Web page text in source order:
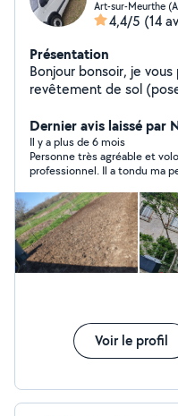
Art-sur-Meurthe
4,4/5 (14
Présentation
Bonjour bonsoir, je vous propose mes services en
revêtement de sol
peinture,papier peints,
grenier, débarras en
pelouse, taille-haies,
rapide et soigner. A
Dernier avis laissé par
Il y a plus de 6 mois
Personne très agréable et
professionnel. Il a tondu ma pelouse qui était haute avec
Je recommande vivement.
Voir le profil